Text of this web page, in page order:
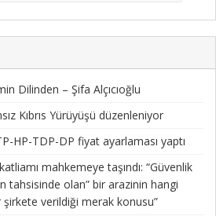
Dilinden – Şifa Alçıcıoğlu
Kıbrıs Yürüyüşü düzenleniyor
HP-TDP-DP fiyat ayarlaması yaptı
mahkemeye taşındı: “Güvenlik
tahsisinde olan” bir arazinin hangi
verildiği merak konusu”